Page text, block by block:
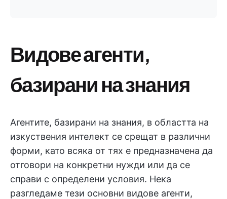
Видове агенти,
базирани на знания
Агентите, базирани на знания, в областта на
изкуствения интелект се срещат в различни
форми, като всяка от тях е предназначена да
отговори на конкретни нужди или да се
справи с определени условия. Нека
разгледаме тези основни видове агенти,